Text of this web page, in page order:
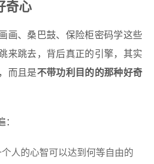
奇心
画、桑巴鼓、保险柜密码学这些
来跳去，背后真正的引擎，其实
而且是不带功利目的的那种好奇
：
人的心智可以达到何等自由的